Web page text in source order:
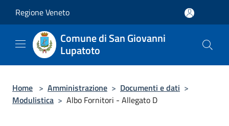
Regione Veneto
Comune di San Giovanni
Lupatoto
Home > Amministrazione > Documenti e dati >
Modulistica > Albo Fornitori - Allegato D